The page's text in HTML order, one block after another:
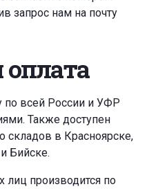
запрос нам на почту
оплата
по всей России и УФР
Также доступен
складов в Красноярске,
Бийске.
лиц производится по